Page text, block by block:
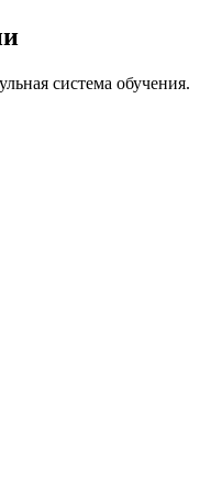
система обучения.